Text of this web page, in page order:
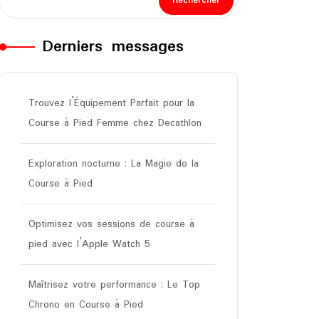
Derniers messages
Trouvez l’Équipement Parfait pour la
Course à Pied Femme chez Decathlon
Exploration nocturne : La Magie de la
Course à Pied
Optimisez vos sessions de course à
pied avec l’Apple Watch 5
Maîtrisez votre performance : Le Top
Chrono en Course à Pied